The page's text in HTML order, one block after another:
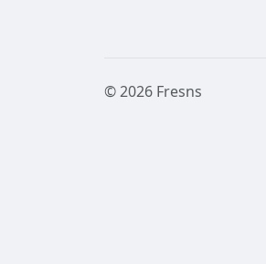
© 2026 Fresns